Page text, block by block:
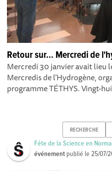
Retour sur… Mercredi de
Mercredi 30 janvier avait lieu
Mercredis de l’Hydrogène,
programme TÉTHYS. Vingt-
RECHERCHE
Fête de la Science en
événement publié le25/07/